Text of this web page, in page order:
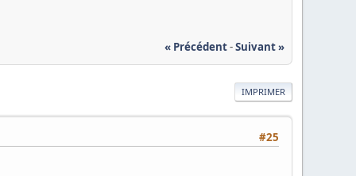
« Précédent-Suivant »
IMPRIMER
#25